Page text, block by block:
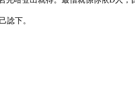
諗下。